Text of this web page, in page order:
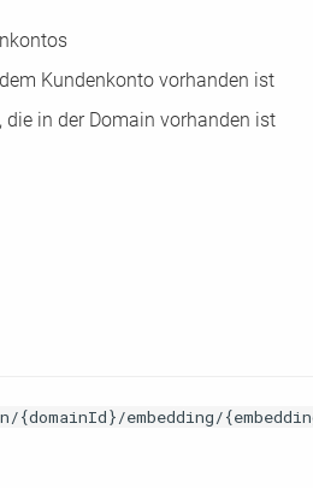
Kundenkonto vorhanden ist
die in der Domain vorhanden ist
embedding/